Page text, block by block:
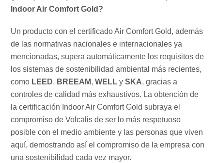
Indoor Air Comfort Gold?
Un producto con el certificado Air Comfort Gold, además
de las normativas nacionales e internacionales ya
mencionadas, supera automáticamente los requisitos de
los sistemas de sostenibilidad ambiental más recientes,
como LEED, BREEAM,WELL ySKA, gracias a
controles de calidad más exhaustivos. La obtención de
la certificación Indoor Air Comfort Gold subraya el
compromiso de Volcalis de ser lo más respetuoso
posible con el medio ambiente y las personas que viven
aquí, demostrando así el compromiso de la empresa con
una sostenibilidad cada vez mayor.